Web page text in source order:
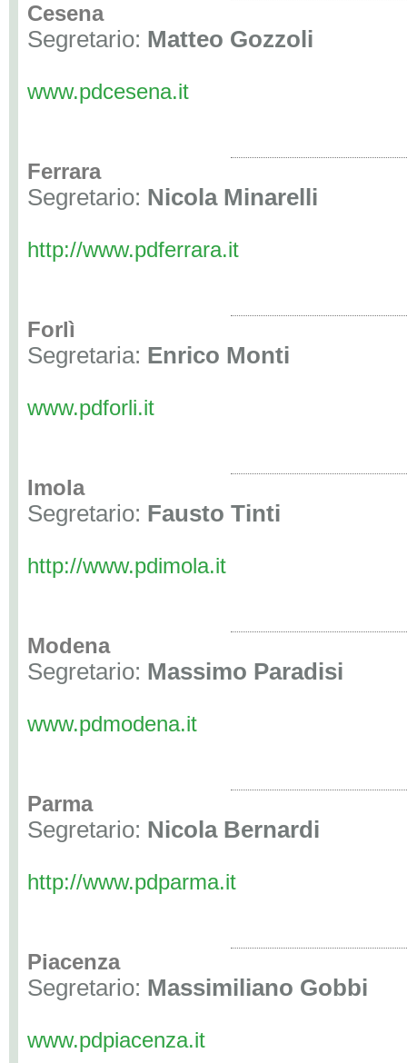
Cesena
Segretario: Matteo Gozzoli
www.pdcesena.it
Ferrara
Segretario: Nicola Minarelli
http://www.pdferrara.it
Forlì
Segretaria: Enrico Monti
www.pdforli.it
Imola
Segretario: Fausto Tinti
http://www.pdimola.it
Modena
Segretario: Massimo Paradisi
www.pdmodena.it
Parma
Segretario: Nicola Bernardi
http://www.pdparma.it
Piacenza
Segretario: Massimiliano Gobbi
www.pdpiacenza.it